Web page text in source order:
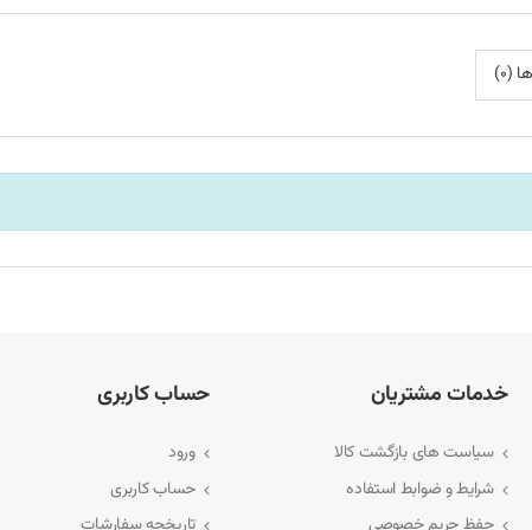
(0)
خدمات مشتریان
سیاست های بازگشت کالا
شرایط و ضوابط استفاده
حساب کاربری
ورود
حساب کاربری